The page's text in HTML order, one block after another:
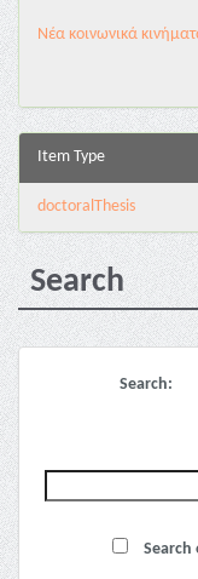
Νέα κοινωνικά
Item Type
doctoralThesis
Search
Search: